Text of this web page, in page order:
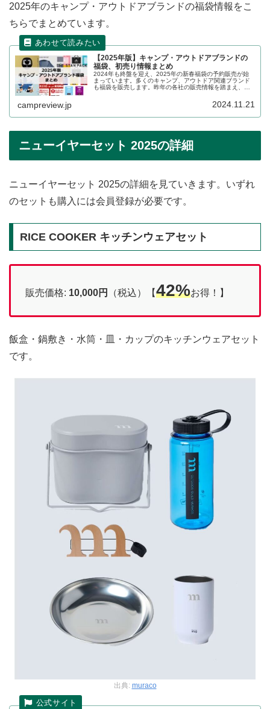
2025年のキャンプ・アウトドアブランドの福袋情報をこ
ちらでまとめています。
【2025年版】キャンプ・アウトドアブランドの
福袋、初売り情報まとめ
2024年も終盤を迎え、2025年の新春福袋の予約販売が始
まっています。多くのキャンプ、アウトドア関連ブランド
も福袋を販売します。昨年の各社の販売情報を踏まえ、
campreview.jp 2024.11.21
ニューイヤーセット 2025の詳細
ニューイヤーセット 2025の詳細を見ていきます。いずれ
のセットも購入には会員登録が必要です。
RICE COOKER キッチンウェアセット
販売価格: 10,000円 （税込）【42%お得！】
飯盒・鍋敷き・水筒・皿・カップのキッチンウェアセット
です。
出典: muraco